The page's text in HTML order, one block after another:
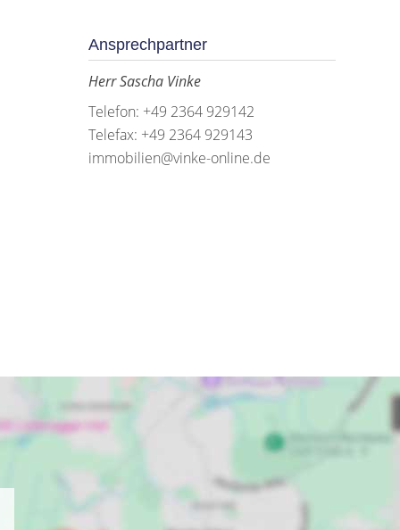
Ansprechpartner
Herr Sascha Vinke
Telefon: +49 2364 929142
Telefax: +49 2364 929143
immobilien@vinke-online.de